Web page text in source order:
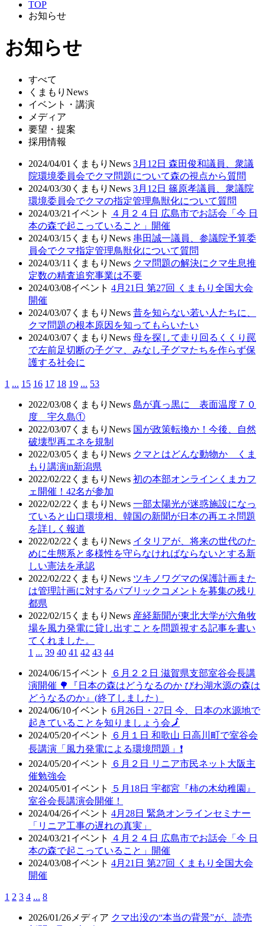
TOP
お知らせ
お知らせ
すべて
くまもりNews
イベント・講演
メディア
要望・提案
採用情報
2024/04/01 くまもりNews 3月12日 森田俊和議員、衆議
院環境委員会でクマ問題について森の視点から質問
2024/03/30 くまもりNews 3月12日 篠原孝議員、衆議院
環境委員会でクマの指定管理鳥獣化について質問
2024/03/21 イベント
４月２４日 広島市でお話会「今 日
本の森で起こっていること」開催
2024/03/15 くまもりNews 串田誠一議員、参議院予算委
員会でクマ指定管理鳥獣化について質問
2024/03/11 くまもりNews クマ問題の解決にクマ生息推
定数の精査追究事業は不要
2024/03/08イベント 4月21日 第27回 くまもり全国大会
開催
2024/03/07 くまもりNews 昔を知らない若い人たちに、
クマ問題の根本原因を知ってもらいたい
2024/03/07 くまもりNews 母を探して走り回るくくり罠
で左前足切断の子グマ、みなし子グマたちを作らず保
護する社会に
1 ... 15 16 17 18 19 ... 53
2022/03/08 くまもりNews 島が真っ黒に 表面温度７０
度 宇久島①
2022/03/07 くまもりNews 国が政策転換か！今後、自然
破壊型再エネを規制
2022/03/05 くまもりNews クマとはどんな動物か くま
もり講演in新潟県
2022/02/22 くまもりNews 初の本部オンラインくまカフ
ェ開催！42名が参加
2022/02/22 くまもりNews 一部太陽光が迷惑施設になっ
ていると山口環境相、韓国の新聞が日本の再エネ問題
を詳しく報道
2022/02/22 くまもりNews イタリアが、将来の世代のた
めに生態系と多様性を守らなければならないとする新
しい憲法を承認
2022/02/22 くまもりNews ツキノワグマの保護計画また
は管理計画に対するパブリックコメントを募集の残り
都県
2022/02/15 くまもりNews 産経新聞が東北大学が六角牧
場を風力発電に貸し出すことを問題視する記事を書い
てくれました。
1 ... 39 40 41 42 43 44
2024/06/15イベント
６月２２日 滋賀県支部室谷会長講
演開催 🌳『日本の森はどうなるのか びわ湖水源の森は
どうなるのか』(終了しました）
2024/06/10イベント 6月26日・27日 今、日本の水源地で
起きていることを知りましょう会🗾
2024/05/20イベント
６月１日 和歌山 日高川町で室谷会
長講演「風力発電による環境問題」❗
2024/05/20イベント
６月２日 リニア市民ネット大阪主
催勉強会
2024/05/01 イベント
５月18日 宇都宮『柿の木幼稚園』
室谷会長講演会開催！
2024/04/26イベント 4月28日 緊急オンラインセミナー
「リニア工事の遅れの真実」
2024/03/21 イベント
４月２４日 広島市でお話会「今 日
本の森で起こっていること」開催
2024/03/08イベント 4月21日 第27回 くまもり全国大会
開催
1 2 3 4 ... 8
2026/01/26 メディア クマ出没の“本当の背景”が、読売